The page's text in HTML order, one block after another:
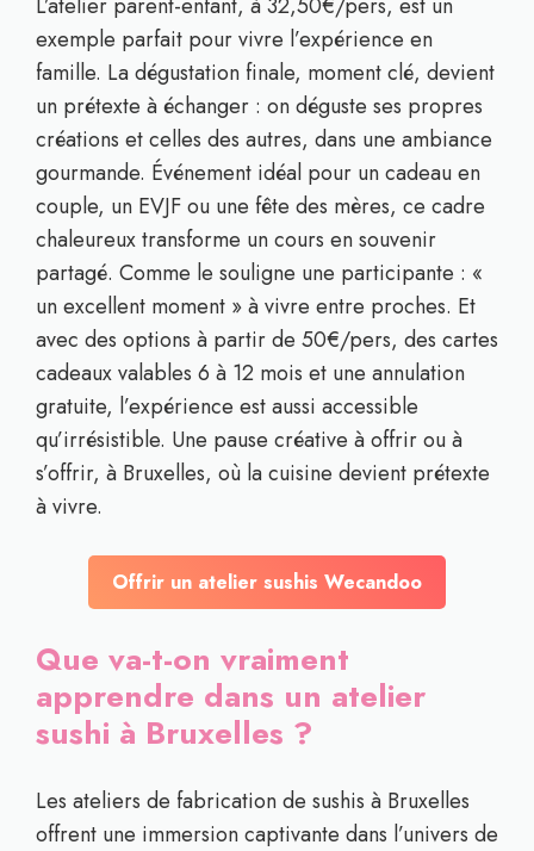
exemple parfait pour vivre l’expérience en
famille. La dégustation finale, moment clé, devient
un prétexte à échanger : on déguste ses propres
créations et celles des autres, dans une ambiance
gourmande. Événement idéal pour un cadeau en
couple, un EVJF ou une fête des mères, ce cadre
chaleureux transforme un cours en souvenir
partagé. Comme le souligne une participante : «
un excellent moment » à vivre entre proches. Et
avec des options à partir de 50€/pers, des cartes
cadeaux valables 6 à 12 mois et une annulation
gratuite, l’expérience est aussi accessible
qu’irrésistible. Une pause créative à offrir ou à
s’offrir, à Bruxelles, où la cuisine devient prétexte
à vivre.
Offrir un atelier sushis Wecandoo
Que va-t-on vraiment
apprendre dans un atelier
sushi à Bruxelles ?
Les ateliers de fabrication de sushis à Bruxelles
offrent une immersion captivante dans l’univers de